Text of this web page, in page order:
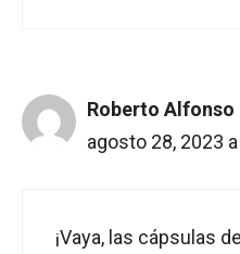
Roberto Alfonso
agosto 28, 2023
¡Vaya, las cápsulas